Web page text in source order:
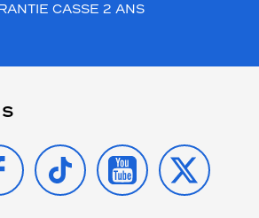
CASSE 2 ANS
TIKTOK YOUTUBE
X